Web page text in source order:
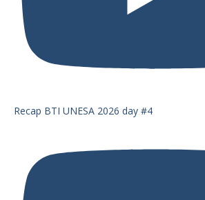
Recap BTI UNESA 2026 day #4